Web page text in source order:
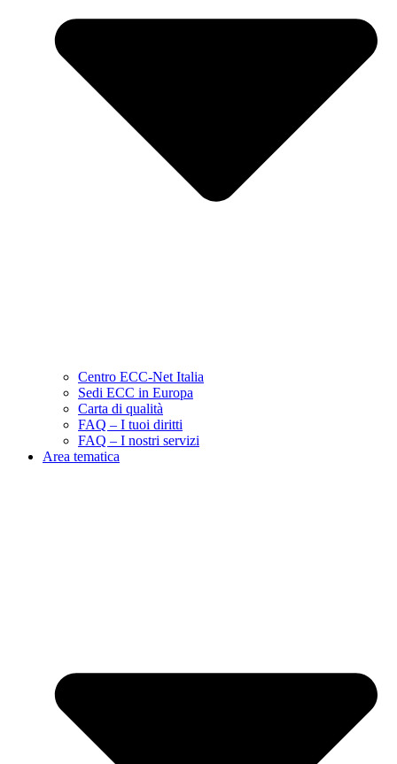
Centro ECC-Net Italia
Sedi ECC in Europa
Carta di qualità
FAQ – I tuoi diritti
FAQ – I nostri servizi
Area tematica